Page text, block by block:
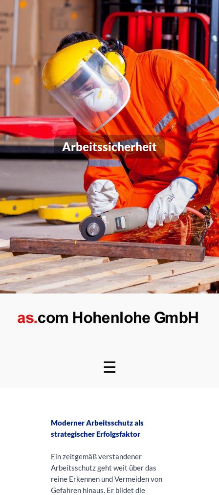
Arbeitssicherheit
☰
Moderner Arbeitsschutz als
strategischer Erfolgsfaktor
Ein zeitgemäß verstandener
Arbeitsschutz geht weit über das
reine Erkennen und Vermeiden von
Gefahren hinaus. Er bildet die